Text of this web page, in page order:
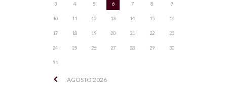
AGOSTO 2026
3 4 5 6 7 8 9
10 11 12 13 14 15 16
17 18 19 20 21 22 23
24 25 26 27 28 29 30
31